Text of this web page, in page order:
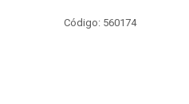
Código: 560174